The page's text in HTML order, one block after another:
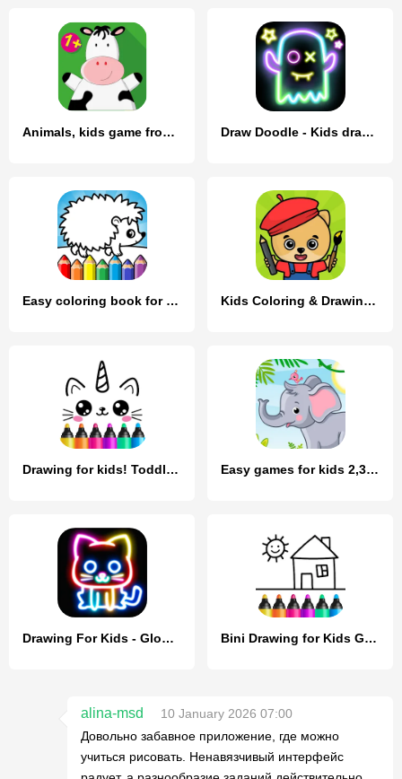
Animals, kids game from 1 year Draw Doodle - Kids drawing
Easy coloring book for kids Kids Coloring & Drawing Games
Drawing for kids! Toddler draw Easy games for kids 2,3,4 year
Drawing For Kids - Glow Draw Bini Drawing for Kids Games
alina-msd
10 January 2026 07:00
Довольно забавное приложение, где можно
учиться рисовать. Ненавязчивый интерфейс